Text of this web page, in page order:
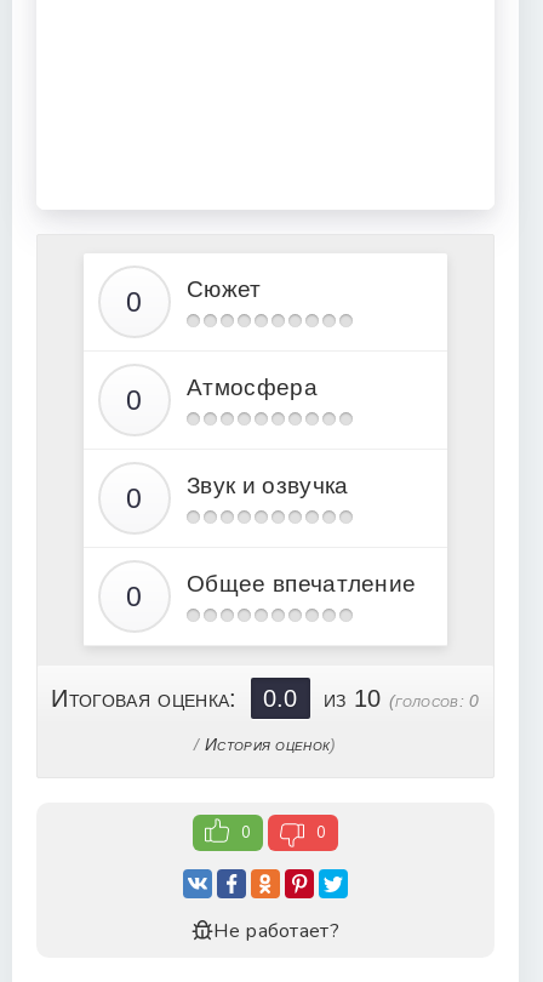
Сюжет
Атмосфера
Звук и озвучка
Общее впечатление
Итоговая оценка: 0.0 из 10(голосов:0
/ История оценок)
0 0
Не работает?